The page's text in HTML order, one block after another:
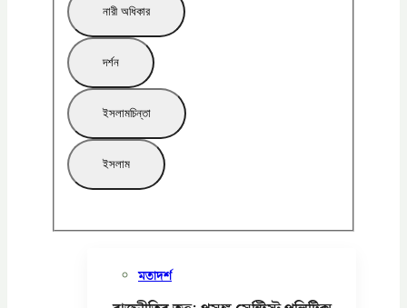
নারী অধিকার
দর্শন
ইসলামচিন্তা
ইসলাম
মতাদর্শ